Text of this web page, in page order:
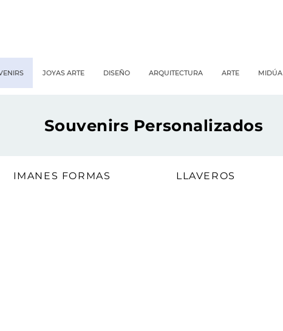
JOYAS ARTE DISEÑO ARQUITECTURA ARTE MIDÚA
Souvenirs Personalizados
IMANES FORMAS LLAVEROS